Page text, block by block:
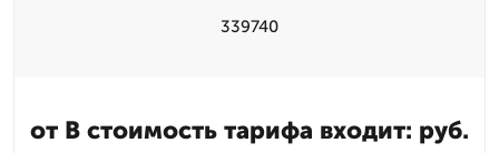
339740
от В стоимость тарифа входит: руб.